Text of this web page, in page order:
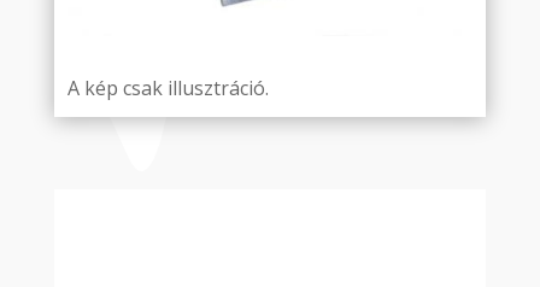
A kép csak illusztráció.